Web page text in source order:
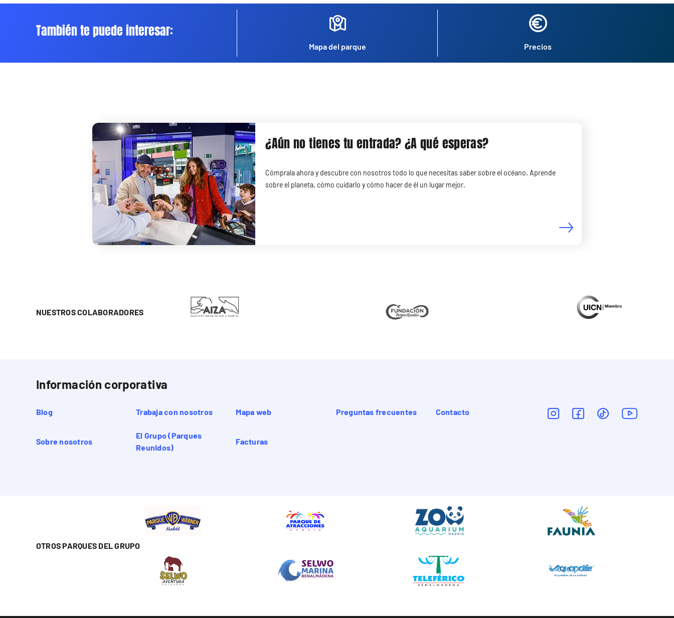
También te puede interesar:
Mapa del parque Precios
¿Aún no tienes tu entrada? ¿A qué esperas?
Cómprala ahora y descubre con nosotros todo lo que necesitas saber sobre el océano. Aprende
sobre el planeta, cómo cuidarlo y cómo hacer de él un lugar mejor.
NUESTROS COLABORADORES
Información corporativa
Blog Trabaja con nosotros Mapa web Preguntas frecuentes Contacto
Sobre nosotros
El Grupo (Parques
Reunidos)
Facturas
OTROS PARQUES DEL GRUPO